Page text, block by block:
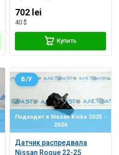
702 lei
40 $
Купить
Подходит к Nissan Kicks 2025 -
2026
Датчик распредвала
Nissan Rogue 22-25
Б/У